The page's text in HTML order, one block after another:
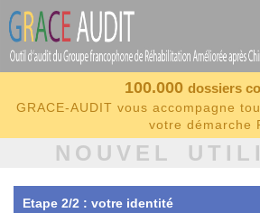
100.000 dossiers
GRACE-AUDIT vous accompagne
votre démarche
NOUVEL
Etape 2/2 : votre identité